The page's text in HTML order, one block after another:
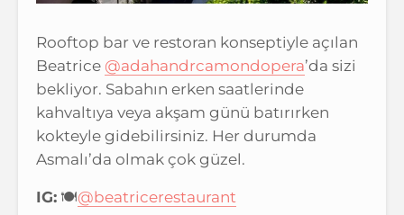
Rooftop bar ve restoran konseptiyle açılan
Beatrice @adahandrcamondopera’da sizi
bekliyor. Sabahın erken saatlerinde
kahvaltıya veya akşam günü batırırken
kokteyle gidebilirsiniz. Her durumda
Asmalı’da olmak çok güzel.
IG: 🍽@beatricerestaurant